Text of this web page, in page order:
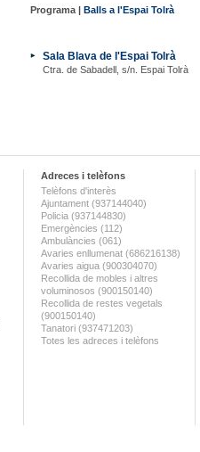
Programa | Balls a l'Espai Tolrà
Sala Blava de l'Espai Tolrà
Ctra. de Sabadell, s/n. Espai Tolrà
Adreces i telèfons
Telèfons d'interès
Ajuntament (937144040)
Policia (937144830)
Emergències (112)
Ambulàncies (061)
Avaries enllumenat (686216138)
Avaries aigua (900304070)
Recollida de mobles i altres
voluminosos (900150140)
Recollida de restes vegetals
(900150140)
Tanatori (937471203)
Totes les adreces i telèfons